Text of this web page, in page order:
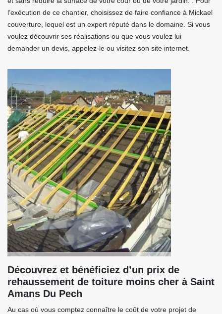
l’exécution de ce chantier, choisissez de faire confiance à Mickael
couverture, lequel est un expert réputé dans le domaine. Si vous
voulez découvrir ses réalisations ou que vous voulez lui
demander un devis, appelez-le ou visitez son site internet.
Découvrez et bénéficiez d’un prix de
rehaussement de toiture moins cher à Saint
Amans Du Pech
Au cas où vous comptez connaître le coût de votre projet de